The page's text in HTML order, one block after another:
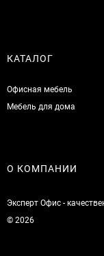
КАТАЛОГ
Офисная мебель
Мебель для дома
О КОМПАНИИ
Эксперт Офис -
© 2026